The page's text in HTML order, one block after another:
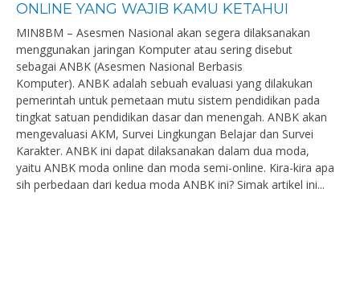
ONLINE YANG WAJIB KAMU KETAHUI
MIN8BM – Asesmen Nasional akan segera dilaksanakan
menggunakan jaringan Komputer atau sering disebut
sebagai ANBK (Asesmen Nasional Berbasis
Komputer). ANBK adalah sebuah evaluasi yang dilakukan
pemerintah untuk pemetaan mutu sistem pendidikan pada
tingkat satuan pendidikan dasar dan menengah. ANBK akan
mengevaluasi AKM, Survei Lingkungan Belajar dan Survei
Karakter. ANBK ini dapat dilaksanakan dalam dua moda,
yaitu ANBK moda online dan moda semi-online. Kira-kira apa
sih perbedaan dari kedua moda ANBK ini? Simak artikel ini...